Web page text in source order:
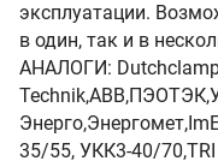
эксплуатации.
в один, так и в
АНАЛОГИ:
35/55, УКК3-40/70,TRI